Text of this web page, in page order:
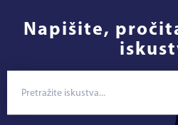
Napišite,